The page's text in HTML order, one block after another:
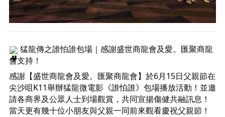
猛龍傳之誰怕誰包場｜感謝盛世商龍會及愛。匯聚商龍
會支持！
感謝【盛世商龍會及愛。匯聚商龍會】於6月15日父親節在
尖沙咀K11舉辦猛龍微電影《誰怕誰》包場播放活動！並邀
請各商界及公眾人士到場觀賞，共同宣揚傷健共融訊息！
當天更有幾十位小朋友與父親一同前來觀看慶祝父親節！